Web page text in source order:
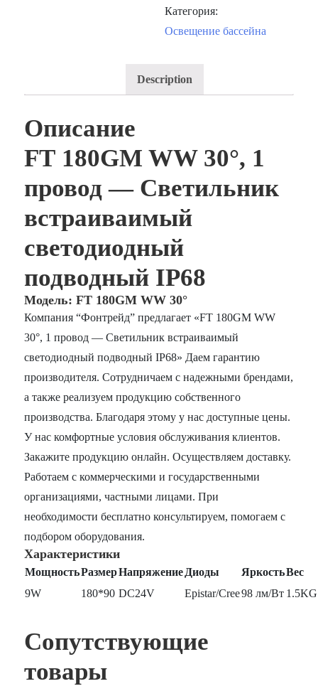
Категория:
Освещение бассейна
Description
Описание
FТ 180GM WW 30°, 1
провод — Светильник
встраиваимый
светодиодный
подводный IP68
Модель: FТ 180GM WW 30°
Компания “Фонтрейд” предлагает «FТ 180GM WW
30°, 1 провод — Светильник встраиваимый
светодиодный подводный IP68» Даем гарантию
производителя. Сотрудничаем с надежными брендами,
а также реализуем продукцию собственного
производства. Благодаря этому у нас доступные цены.
У нас комфортные условия обслуживания клиентов.
Закажите продукцию онлайн. Осуществляем доставку.
Работаем с коммерческими и государственными
организациями, частными лицами. При
необходимости бесплатно консультируем, помогаем с
подбором оборудования.
Характеристики
МощностьРазмерНапряжение Диоды ЯркостьВес
9W
180*90 DC24V Epistar/Cree98 лм/Вт 1.5KG
Сопутствующие
товары